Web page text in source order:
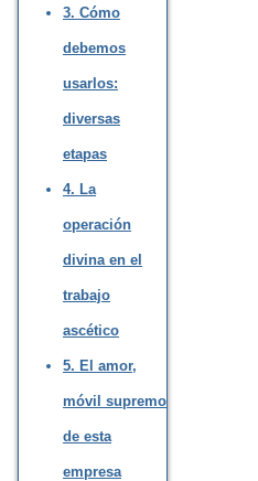
3. Cómo
debemos
usarlos:
diversas
etapas
4. La
operación
divina en el
trabajo
ascético
5. El amor,
móvil supremo
de esta
empresa